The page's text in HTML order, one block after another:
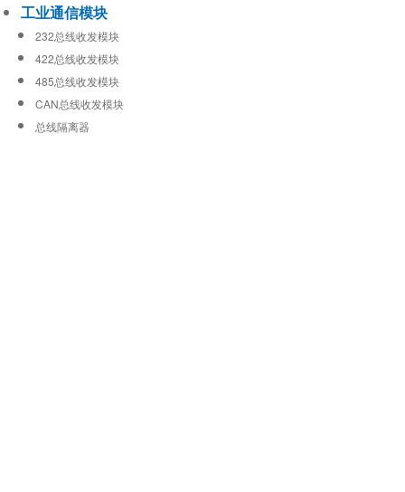
工业通信模块
232总线收发模块
422总线收发模块
485总线收发模块
CAN总线收发模块
总线隔离器